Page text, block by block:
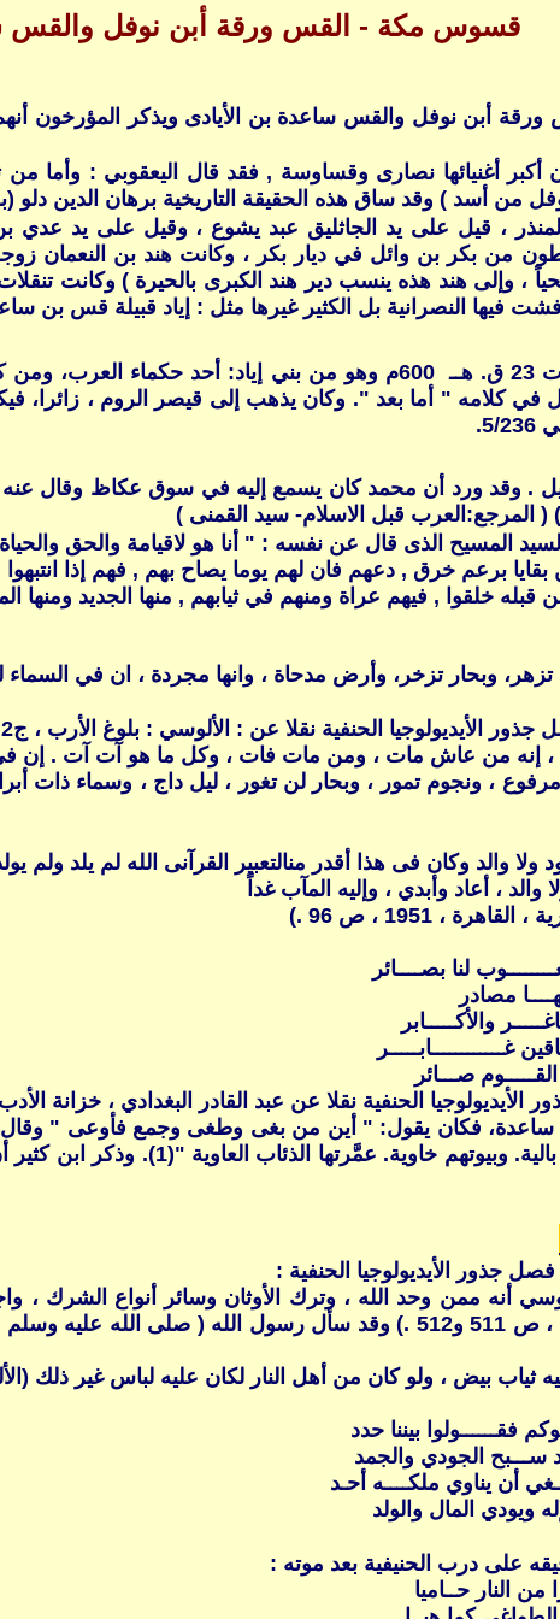
قسوس مكة - القس ورقة أبن نوفل والقس
نوفل والقس ساعدة بن الأيادى ويذكر المؤرخون أنهم
أكبر أغنيائها نصارى وقساوسة , فقد قال اليعقوبي :
أسد ) وقد ساق هذه الحقيقة التاريخية برهان الدين دلو
، قيل على يد الجاثليق عبد يشوع ، وقيل على يد عدي بن
من بكر بن وائل في ديار بكر ، وكانت هند بن النعمان
فيما بين عامي 554 / 569 م مسيحياً ، وإلى هند هذه ينسب دير هند الكبرى
فيها النصرانية بل الكثير غيرها مثل : إياد قبيلة قس بن
قس بن ساعدة بن عمرو بن عدي بن مالك، ت 23 ق. هــ ‍ 600م وهو من
" أما بعد ". وكان يذهب إلى قيصر الروم ، زائرا،
. وقد ورد أن محمد كان يسمع إليه في سوق عكاظ وقال
المسيح الذى قال عن نفسه : " أنا هو لاقيامة والحق
برعم خرق , دعهم فان لهم يوما يصاح بهم , فهم إذا
خلقوا , فيهم عراة ومنهم في ثيابهم , منها الجديد ومنها
وبحار تزخر، وأرض مدحاة ، وانها مجردة ، ان في السماء
نقلا عن : الألوسي : بلوغ الأرب ، ج2 ، ص 244 هذه الخطبة البليغة لقس بن ساعدة
، إنه من عاش مات ، ومن مات فات ، وكل ما هو آت آت . إن
، ونجوم تمور ، وبحار لن تغور ، ليل داج ، وسماء
ولا والد وكان فى هذا أقدر منالتعبير القرآنى الله لم يلد ولم
والد ، أعاد وأبدي ، وإليه المآب غداً
، 1951 ، ص 96 .)
لنا بصــــائر
مصادر
والأكـــــابر
غــــــــــــابـــــر
صـــائر
الحنفية نقلا عن عبد القادر البغدادي ، خزانة الأدب ، تحقيق
فكان يقول: " أين من بغى وطغى وجمع فأوعى " وقال: "
الثرى بكلكلهِ ومزّقهم بتطاولهِ.
جذور الأيديولوجيا الحنفية :
أنه ممن وحد الله ، وترك الأوثان وسائر أنواع الشرك ،
التبديل ، وظل موحداً (ابن هشام : السيرة ج1 ، ص 511 و512 .) وقد
بيض ، ولو كان من أهل النار لكان عليه لباس غير ذلك (الألوسي :
فقــــــولوا بيننا حدد
الجودي والجمد
أن يناوي ملكــــه أحـد
ويودي المال والولد
على درب الحنيفية بعد موته :
النار حــاميا